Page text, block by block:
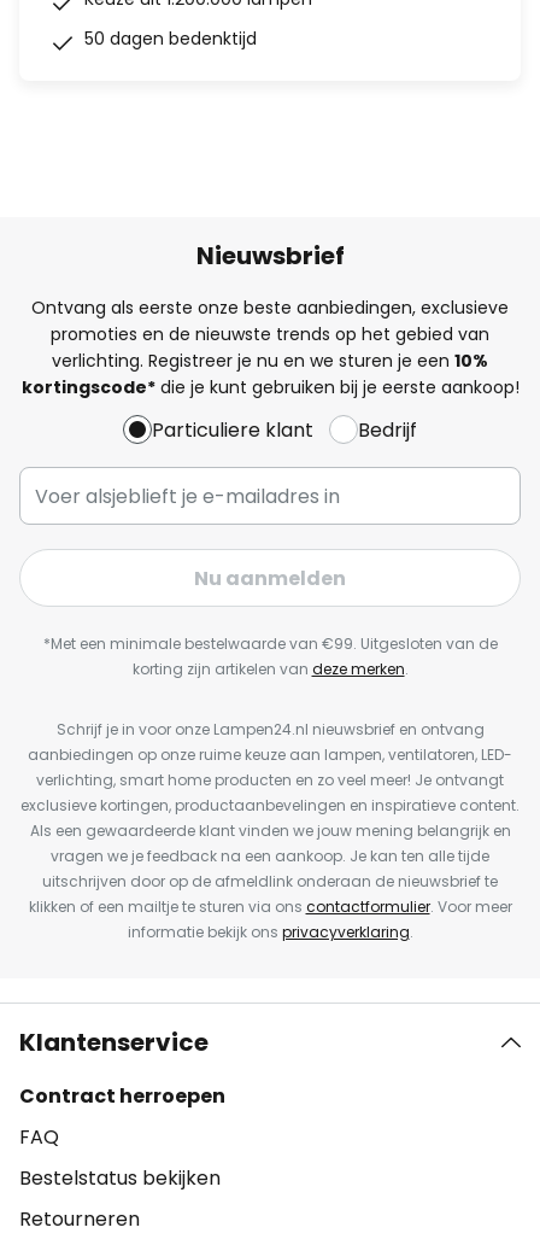
50 dagen bedenktijd
Nieuwsbrief
Ontvang als eerste onze beste aanbiedingen, exclusieve
promoties en de nieuwste trends op het gebied van
verlichting. Registreer je nu en we sturen je een 10%
kortingscode*die je kunt gebruiken bij je eerste aankoop!
Particuliere klant Bedrijf
Nu aanmelden
*Met een minimale bestelwaarde van €99. Uitgesloten van de
korting zijn artikelen van deze merken.
Schrijf je in voor onze Lampen24.nl nieuwsbrief en ontvang
aanbiedingen op onze ruime keuze aan lampen, ventilatoren, LED-
verlichting, smart home producten en zo veel meer! Je ontvangt
exclusieve kortingen, productaanbevelingen en inspiratieve content.
Als een gewaardeerde klant vinden we jouw mening belangrijk en
vragen we je feedback na een aankoop. Je kan ten alle tijde
uitschrijven door op de afmeldlink onderaan de nieuwsbrief te
klikken of een mailtje te sturen via ons contactformulier. Voor meer
informatie bekijk ons privacyverklaring.
Klantenservice
Contract herroepen
FAQ
Bestelstatus bekijken
Retourneren